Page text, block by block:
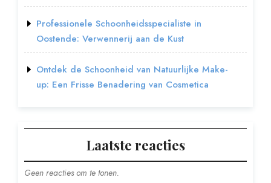
Professionele Schoonheidsspecialiste in
Oostende: Verwennerij aan de Kust
Ontdek de Schoonheid van Natuurlijke Make-
up: Een Frisse Benadering van Cosmetica
Laatste reacties
Geen reacties om te tonen.